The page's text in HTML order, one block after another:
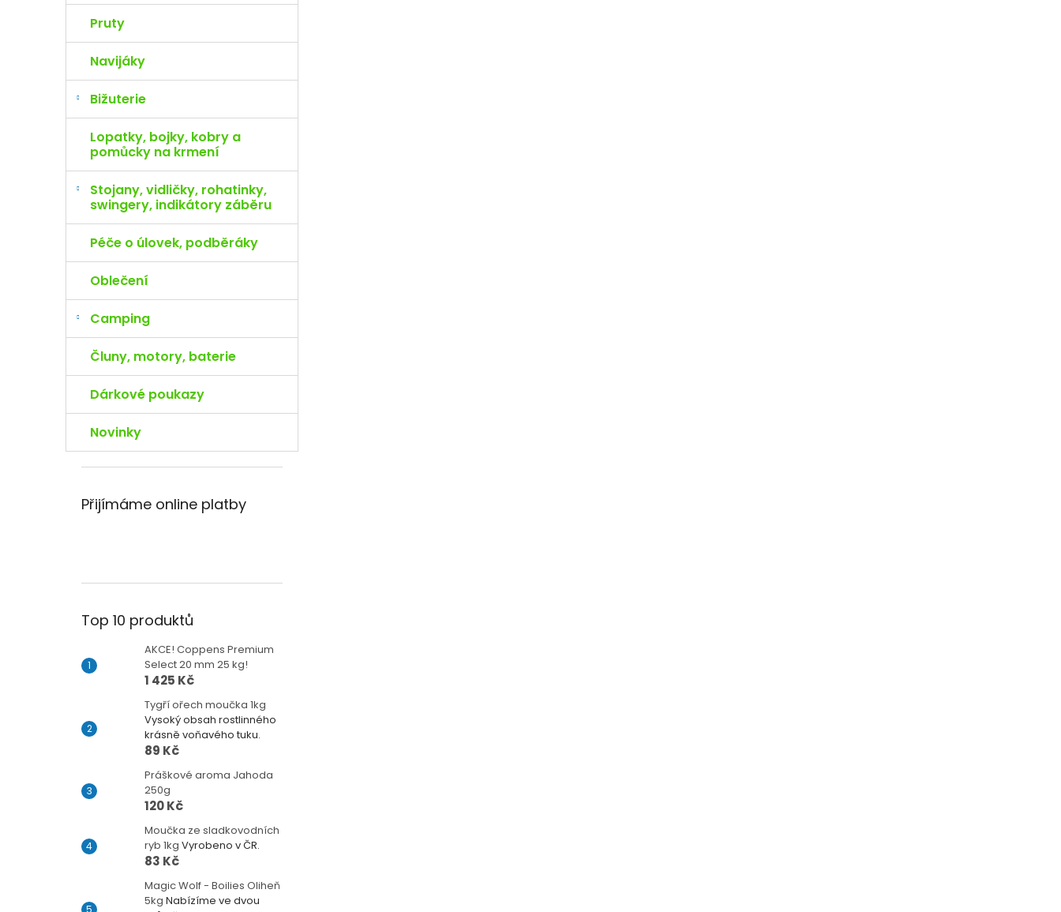
Pruty
Navijáky
Bižuterie
Lopatky, bojky, kobry a
pomůcky na krmení
Stojany, vidličky, rohatinky,
swingery, indikátory záběru
Péče o úlovek, podběráky
Oblečení
Camping
Čluny, motory, baterie
Dárkové poukazy
Novinky
Přijímáme online platby
Top 10 produktů
AKCE! Coppens Premium
Select 20 mm 25 kg!
1 425 Kč
Tygří ořech moučka 1kg
Vysoký obsah rostlinného
krásně voňavého tuku.
89 Kč
Práškové aroma Jahoda
250g
120 Kč
Moučka ze sladkovodních
ryb 1kg Vyrobeno v ČR.
83 Kč
Magic Wolf - Boilies Oliheň
5kg Nabízíme ve dvou